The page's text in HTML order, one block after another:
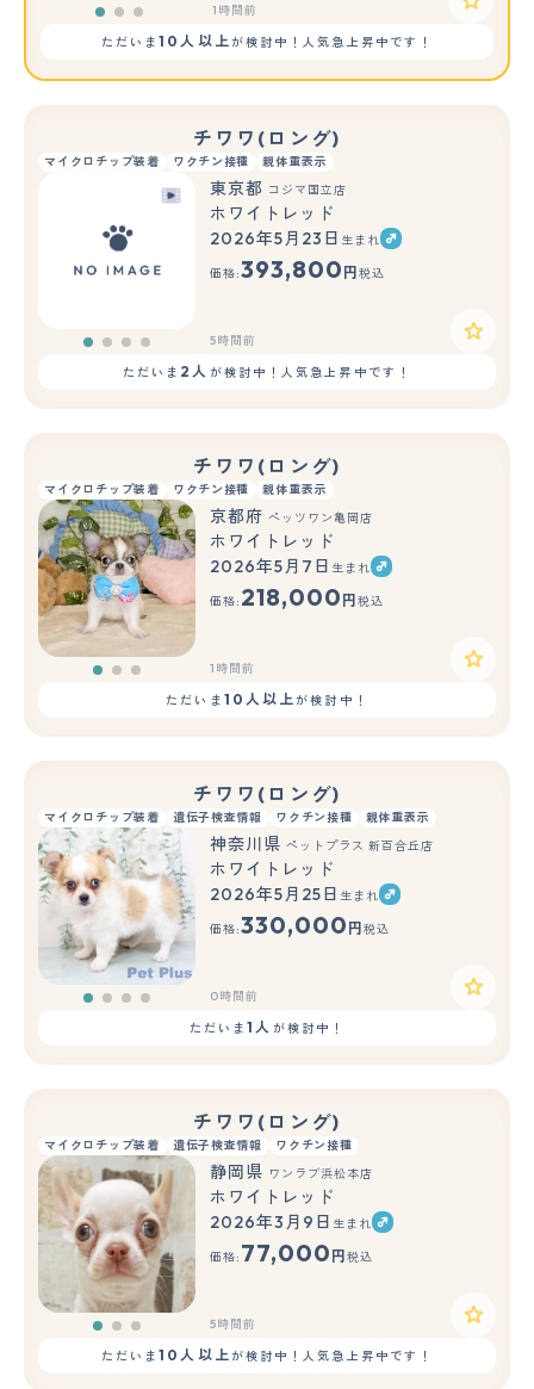
1時間前
ただいま10人以上が検討中！人気急上昇中です！
チワワ(ロング)
マイクロチップ装着 ワクチン接種 親体重表示
東京都 コジマ国立店
ホワイトレッド
2026年5月23日 生まれ
価格:393,800 円 税込
5時間前
ただいま 2人 が検討中！人気急上昇中です！
チワワ(ロング)
マイクロチップ装着 ワクチン接種 親体重表示
もっと見る
京都府 ペッツワン亀岡店
ホワイトレッド
2026年5月7日 生まれ
価格: 218,000 円 税込
1時間前
ただいま 10人以上が検討中！
チワワ(ロング)
マイクロチップ装着 遺伝子検査情報 ワクチン接種 親体重表示
神奈川県 ペットプラス 新百合丘店
ホワイトレッド
2026年5月25日 生まれ
価格:330,000 円 税込
0時間前
ただいま1人 が検討中！
チワワ(ロング)
マイクロチップ装着 遺伝子検査情報 ワクチン接種
もっと見る
静岡県 ワンラブ浜松本店
ホワイトレッド
2026年3月9日 生まれ
価格: 77,000 円 税込
5時間前
ただいま10人以上が検討中！人気急上昇中です！